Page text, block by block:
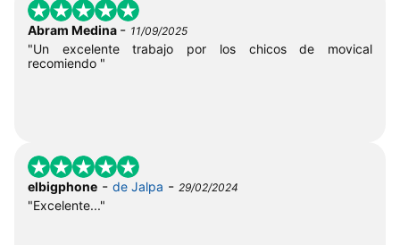
Abram Medina - 11/09/2025
"Un excelente trabajo por los chicos de movical
recomiendo "
elbigphone - de Jalpa - 29/02/2024
"Excelente..."